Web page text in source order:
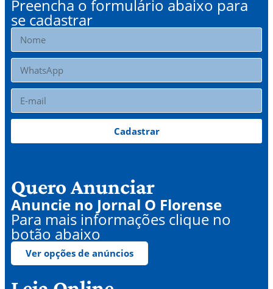
Preencha o formulário abaixo para
se cadastrar
Cadastrar
Quero Anunciar
Anuncie no Jornal O Florense
Para mais informações clique no
botão abaixo
Ver opções de anúncios